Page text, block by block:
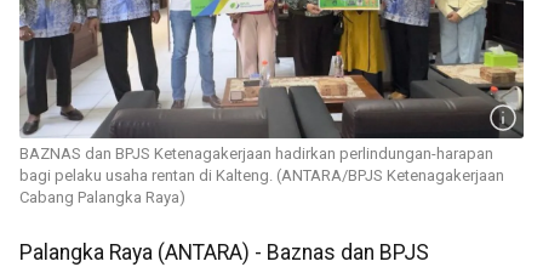
BAZNAS dan BPJS Ketenagakerjaan hadirkan perlindungan-harapan
bagi pelaku usaha rentan di Kalteng. (ANTARA/BPJS Ketenagakerjaan
Cabang Palangka Raya)
Palangka Raya (ANTARA) - Baznas dan BPJS